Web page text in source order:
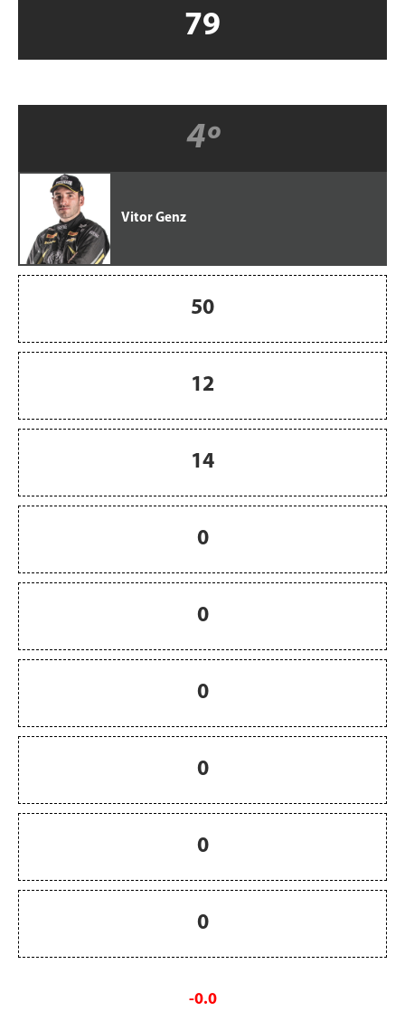
79
4º
Vitor Genz
50
12
14
0
0
0
0
0
0
-0.0